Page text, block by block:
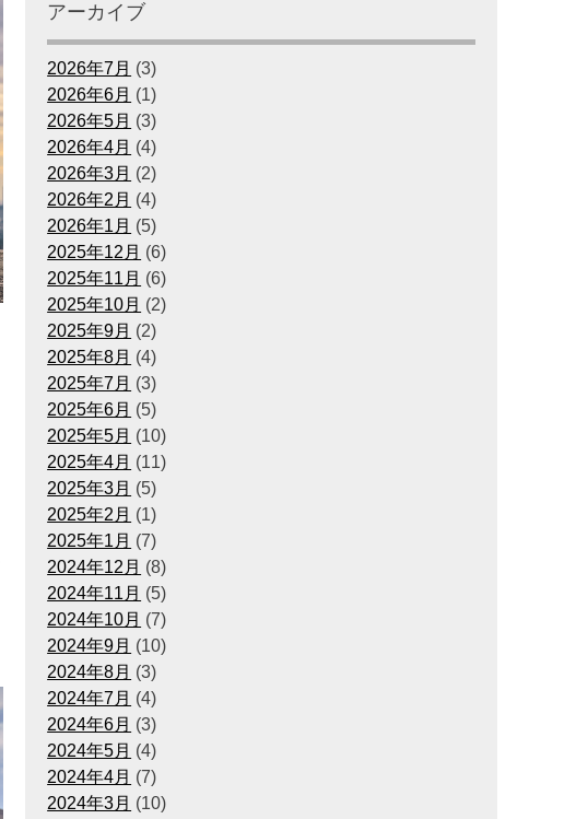
アーカイブ
2026年7月 (3)
2026年6月 (1)
2026年5月 (3)
2026年4月 (4)
2026年3月 (2)
2026年2月 (4)
2026年1月 (5)
2025年12月 (6)
2025年11月 (6)
2025年10月 (2)
2025年9月 (2)
2025年8月 (4)
2025年7月 (3)
2025年6月 (5)
2025年5月 (10)
2025年4月 (11)
2025年3月 (5)
2025年2月 (1)
2025年1月 (7)
2024年12月 (8)
2024年11月 (5)
2024年10月 (7)
2024年9月 (10)
2024年8月 (3)
2024年7月 (4)
2024年6月 (3)
2024年5月 (4)
2024年4月 (7)
2024年3月 (10)